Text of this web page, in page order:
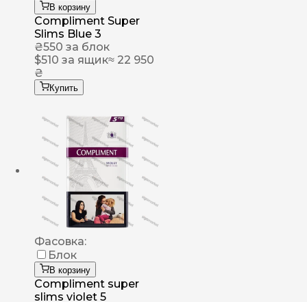
В корзину
Compliment Super
Slims Blue 3
₴550 за блок
$510 за ящик≈ 22 950
₴
Купить
Фасовка:
Блок
В корзину
Compliment super
slims violet 5